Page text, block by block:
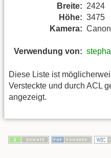
Breite: 2424
Höhe: 3475
Kamera:
Verwendung von:
Diese Liste ist
Versteckte und durch ACL
angezeigt.